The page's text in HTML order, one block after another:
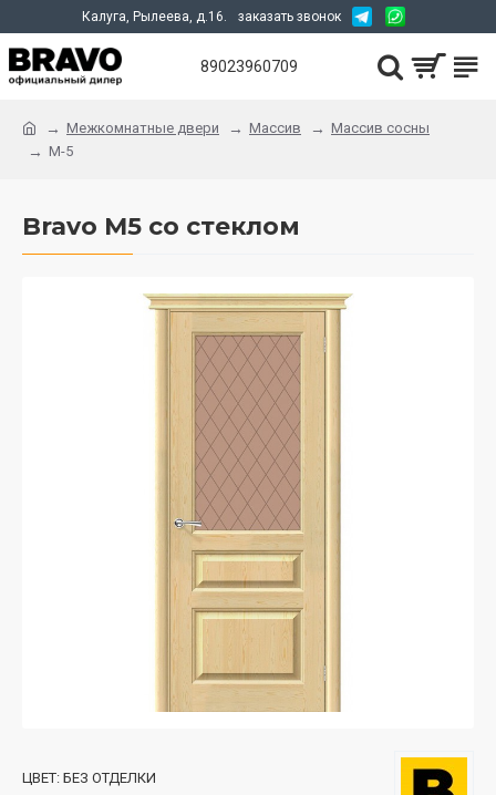
Калуга, Рылеева, д.16. заказать звонок
89023960709
Межкомнатные двери Массив
Массив сосны
М-5
Bravo М5 со стеклом
ЦВЕТ: БЕЗ ОТДЕЛКИ